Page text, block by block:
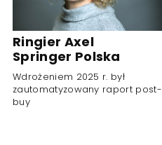
Ringier Axel
Springer Polska
Wdrożeniem 2025 r. był
zautomatyzowany raport post-
buy